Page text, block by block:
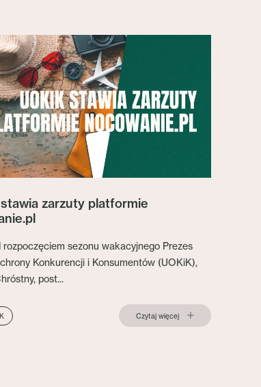
zarzuty platformie
rozpoczęciem sezonu wakacyjnego Prezes
Konkurencji i Konsumentów (UOKiK),
post...
Czytaj więcej